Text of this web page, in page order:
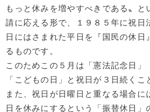
もっと休みを増やすべきである〟と
請に応える形で、１９８５年に祝日
日にはさまれた平日を『国民の休日
るものです。
このためこの５月は「憲法記念日」
「こどもの日」と祝日が３日続くこ
また、祝日が日曜日と重なる場合に
日を休みにするという「振替休日」